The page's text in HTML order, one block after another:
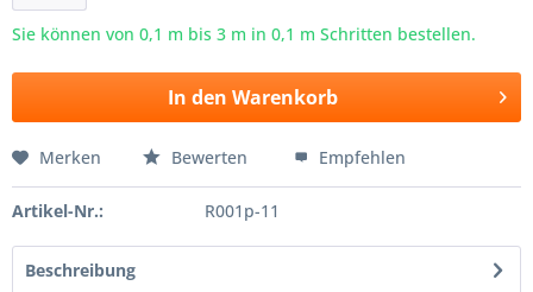
Sie können von 0,1 m bis 3 m in 0,1 m Schritten bestellen.
In den Warenkorb
Merken Bewerten Empfehlen
Artikel-Nr.: R001p-11
Beschreibung